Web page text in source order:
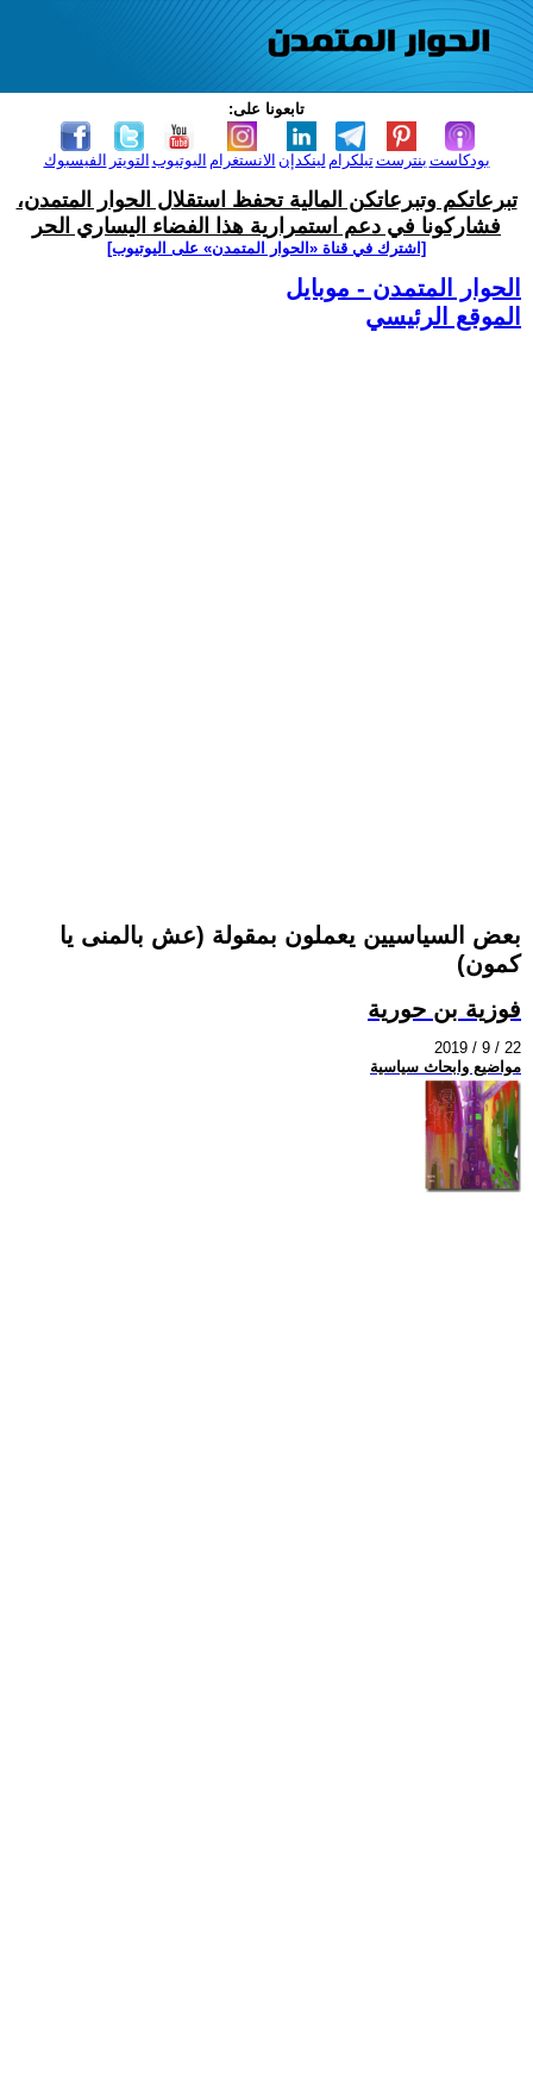
تابعونا على:
الفيسبوك التويتر اليوتيوب الانستغرام لينكدإن تيلكرامبنترست بودكاست
تبرعاتكم وتبرعاتكن المالية تحفظ استقلال الحوار المتمدن،
فشاركونا في دعم استمرارية هذا الفضاء اليساري الحر
[اشترك في قناة ‫«الحوار المتمدن» على اليوتيوب]
الحوار المتمدن - موبايل
الموقع الرئيسي
بعض السياسيين يعملون بمقولة (عش بالمنى يا
كمون)
فوزية بن حورية
2019 / 9 / 22
مواضيع وابحاث سياسية